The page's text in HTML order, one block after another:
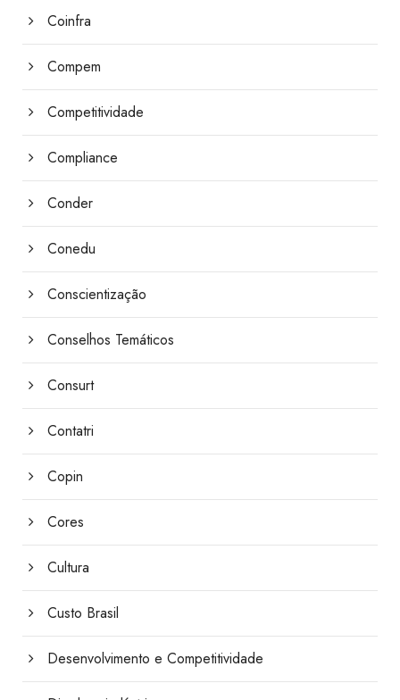
Coinfra
Compem
Competitividade
Compliance
Conder
Conedu
Conscientização
Conselhos Temáticos
Consurt
Contatri
Copin
Cores
Cultura
Custo Brasil
Desenvolvimento e Competitividade